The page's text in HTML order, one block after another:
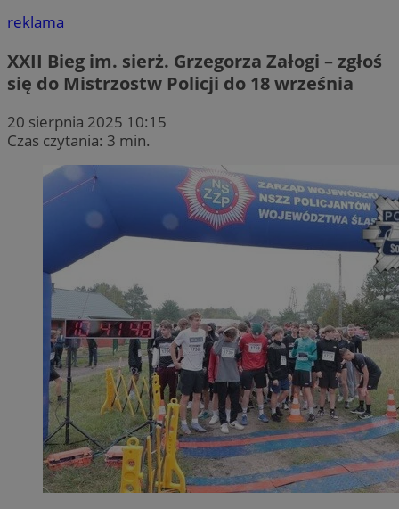
reklama
XXII Bieg im. sierż. Grzegorza Załogi – zgłoś
się do Mistrzostw Policji do 18 września
20 sierpnia 2025 10:15
Czas czytania: 3 min.